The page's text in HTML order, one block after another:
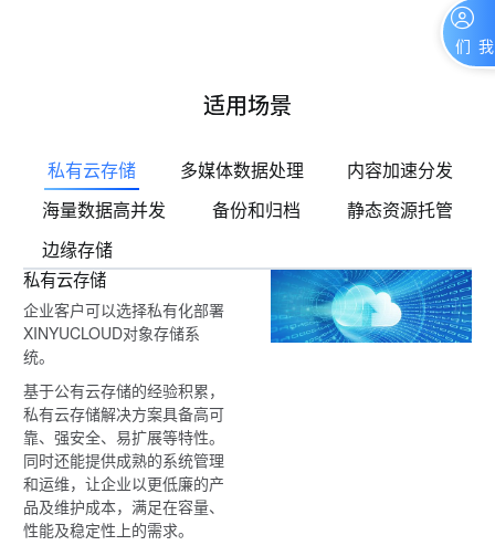
适用场景
私有云存储 多媒体数据处理
内容加速分发
海量数据高并发
备份和归档
静态资源托管
边缘存储
私有云存储
企业客户可以选择私有化部署
XINYUCLOUD对象存储系
统。
基于公有云存储的经验积累，
私有云存储解决方案具备高可
靠、强安全、易扩展等特性。
同时还能提供成熟的系统管理
和运维，让企业以更低廉的产
品及维护成本，满足在容量、
性能及稳定性上的需求。
联系我们